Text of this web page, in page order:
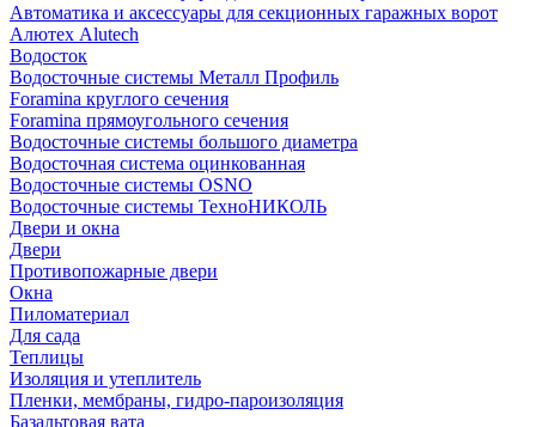
Автоматика и аксессуары для секционных гаражных ворот
Алютех Alutech
Водосток
Водосточные системы Металл Профиль
Foramina круглого сечения
Foramina прямоугольного сечения
Водосточные системы большого диаметра
Водосточная система оцинкованная
Водосточные системы OSNO
Водосточные системы ТехноНИКОЛЬ
Двери и окна
Двери
Противопожарные двери
Окна
Пиломатериал
Для сада
Теплицы
Изоляция и утеплитель
Пленки, мембраны, гидро-пароизоляция
Базальтовая вата